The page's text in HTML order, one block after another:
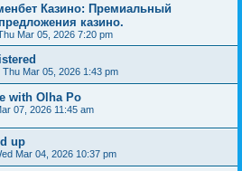
Казино: Премиальный
казино.
Mar 05, 2026 7:20 pm
Thu Mar 05, 2026 1:43 pm
with Olha Po
07, 2026 11:45 am
up
Mar 04, 2026 10:37 pm